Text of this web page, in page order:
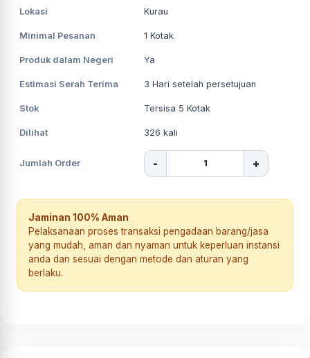
Lokasi Kurau
Minimal Pesanan 1 Kotak
Produk dalam Negeri Ya
Estimasi Serah Terima 3 Hari setelah persetujuan
Stok Tersisa 5 Kotak
Dilihat 326 kali
Jumlah Order - +
Jaminan 100% Aman
Pelaksanaan proses transaksi pengadaan barang/jasa
yang mudah, aman dan nyaman untuk keperluan instansi
anda dan sesuai dengan metode dan aturan yang
berlaku.